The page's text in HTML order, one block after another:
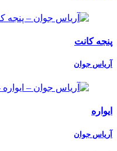
پنجه کانت
آریاس جوان
ایواره
آریاس جوان